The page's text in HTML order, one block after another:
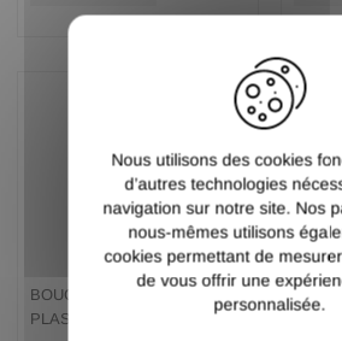
BOUCHON RECTANGLE
PLASTIQUE 60X30 EN LOTS
Nous utilisons des cookies
d’autres technologies
navigation sur notre site. Nos
nous-mêmes utilisons
cookies permettant de
de vous offrir une
personnalisée.